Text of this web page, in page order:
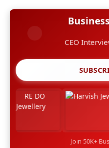
CEO
Join 50K+